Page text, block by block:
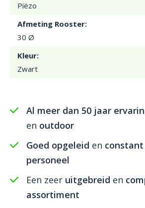
Piëzo
Afmeting Rooster:
30 Ø
Kleur:
Zwart
Al meer dan 50 jaar
en outdoor
Goed opgeleid en
personeel
Een zeer uitgebreid en
assortiment